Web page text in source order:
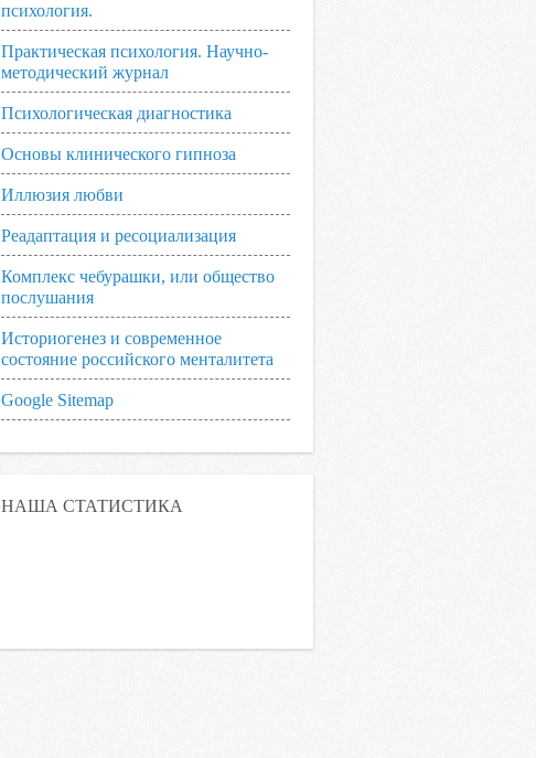
психология.
Практическая психология. Научно-
методический журнал
Психологическая диагностика
Основы клинического гипноза
Иллюзия любви
Реадаптация и ресоциализация
Комплекс чебурашки, или общество
послушания
Историогенез и современное
состояние российского менталитета
Google Sitemap
НАША СТАТИСТИКА